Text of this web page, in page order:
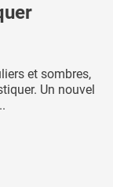
et sombres,
Un nouvel